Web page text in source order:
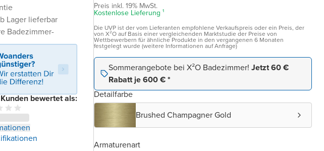
Lager lieferbar
Badezimmer-
bewertet als:
Preis inkl. 19% MwSt.
Kostenlose Lieferung ¹
Die UVP ist der vom Lieferanten empfohlene Verkaufspreis oder ein Preis, der
von X²O auf Basis einer vergleichenden Marktstudie der Preise von
Wettbewerbern für ähnliche Produkte in den vergangenen 6 Monaten
festgelegt wurde (weitere Informationen auf Anfrage)
Sommerangebote bei X²O Badezimmer! Jetzt 60 €
Rabatt je 600 € *
Detailfarbe
Brushed Champagner Gold
Armaturenart